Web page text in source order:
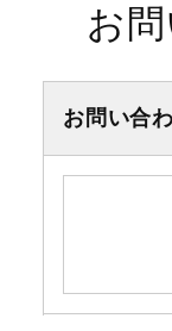
お
お問い合